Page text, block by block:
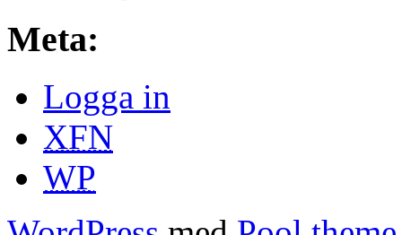
Meta:
Logga in
XFN
WP